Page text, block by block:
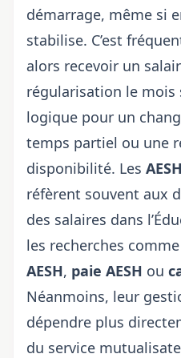
démarrage, même si
stabilise. C’est
alors recevoir un
régularisation le mois
logique pour un
temps partiel ou une
disponibilité. Les AESH
réfèrent souvent aux
des salaires dans
les recherches comme
AESH, paie AESH ou
Néanmoins, leur
dépendre plus
du service